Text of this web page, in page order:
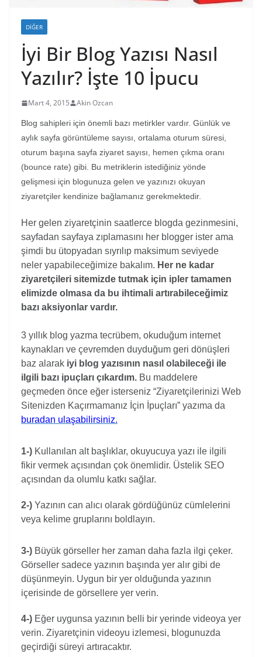
DIĞER
İyi Bir Blog Yazısı Nasıl
Yazılır? İşte 10 İpucu
Mart 4, 2015 Akin Ozcan
Blog sahipleri için önemli bazı metirkler vardır. Günlük ve
aylık sayfa görüntüleme sayısı, ortalama oturum süresi,
oturum başına sayfa ziyaret sayısı, hemen çıkma oranı
(bounce rate) gibi. Bu metriklerin istediğiniz yönde
gelişmesi için blogunuza gelen ve yazınızı okuyan
ziyaretçiler kendinize bağlamanız gerekmektedir.
Her gelen ziyaretçinin saatlerce blogda gezinmesini,
sayfadan sayfaya zıplamasını her blogger ister ama
şimdi bu ütopyadan sıyrılıp maksimum seviyede
neler yapabileceğimize bakalım. Her ne kadar
ziyaretçileri sitemizde tutmak için ipler tamamen
elimizde olmasa da bu ihtimali artırabileceğimiz
bazı aksiyonlar vardır.
3 yıllık blog yazma tecrübem, okuduğum internet
kaynakları ve çevremden duyduğum geri dönüşleri
baz alarak iyi blog yazısının nasıl olabileceği ile
ilgili bazı ipuçları çıkardım. Bu maddelere
geçmeden önce eğer isterseniz “Ziyaretçilerinizi Web
Sitenizden Kaçırmamanız İçin İpuçları” yazıma da
buradan ulaşabilirsiniz.
1-) Kullanılan alt başlıklar, okuyucuya yazı ile ilgili
fikir vermek açısından çok önemlidir. Üstelik SEO
açısından da olumlu katkı sağlar.
2-) Yazının can alıcı olarak gördüğünüz cümlelerini
veya kelime gruplarını boldlayın.
3-) Büyük görseller her zaman daha fazla ilgi çeker.
Görseller sadece yazının başında yer alır gibi de
düşünmeyin. Uygun bir yer olduğunda yazının
içerisinde de görsellere yer verin.
4-) Eğer uygunsa yazının belli bir yerinde videoya yer
verin. Ziyaretçinin videoyu izlemesi, blogunuzda
geçirdiği süreyi artıracaktır.